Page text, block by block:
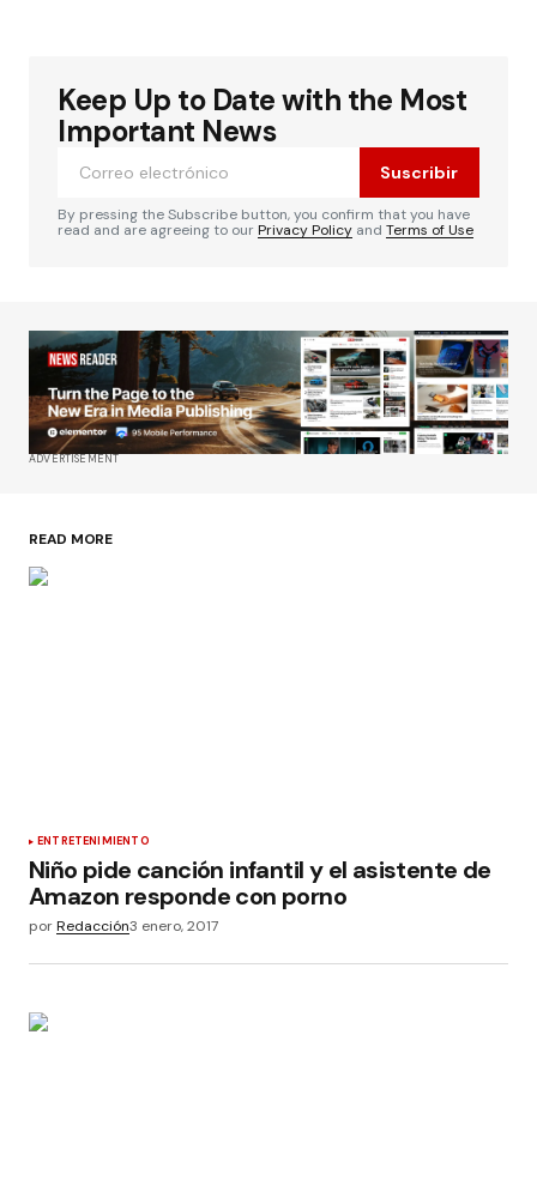
Keep Up to Date with the Most
Important News
Suscribir
By pressing the Subscribe button, you confirm that you have
read and are agreeing to ourPrivacy Policy and Terms of Use
ADVERTISEMENT
READ MORE
ENTRETENIMIENTO
Niño pide canción infantil y el asistente de
Amazon responde con porno
porRedacción3 enero, 2017